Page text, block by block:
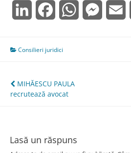
LinkedInFacebookWhatsApp
Consilieri juridici
Navigare
în
MIHĂESCU PAULA
recrutează avocat
Lasă un răspuns